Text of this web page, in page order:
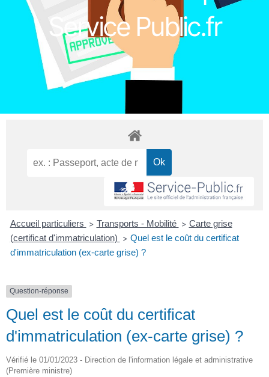
Service Public.fr
Accueil particuliers > Transports - Mobilité > Carte grise
(certificat d'immatriculation)
> Quel est le coût du certificat
d'immatriculation (ex-carte grise) ?
Question-réponse
Quel est le coût du certificat
d'immatriculation (ex-carte grise) ?
Vérifié le 01/01/2023 - Direction de l'information légale et administrative
(Première ministre)